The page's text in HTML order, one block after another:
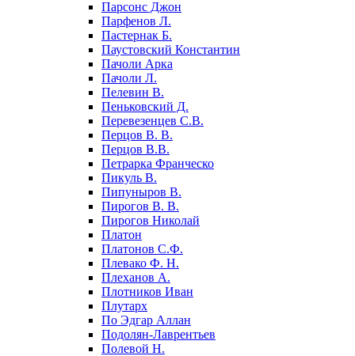
Парсонс Джон
Парфенов Л.
Пастернак Б.
Паустовский Константин
Пачоли Арка
Пачоли Л.
Пелевин В.
Пеньковский Д.
Перевезенцев С.В.
Перцов В. В.
Перцов В.В.
Петрарка Франческо
Пикуль В.
Пипуныров В.
Пирогов В. В.
Пирогов Николай
Платон
Платонов С.Ф.
Плевако Ф. Н.
Плеханов А.
Плотников Иван
Плутарх
По Эдгар Аллан
Подолян-Лаврентьев
Полевой Н.